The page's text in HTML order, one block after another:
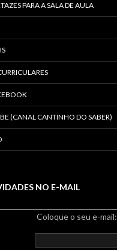
PARA A SALA DE AULA
(CANAL CANTINHO DO SABER)
NO E-MAIL
Coloque o seu e-mail: